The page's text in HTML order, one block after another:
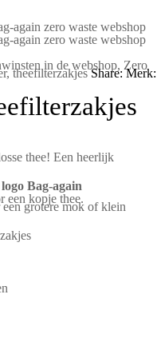
in de webshop, Zero
,theefilterzakjes Share: Merk:
thee! Een heerlijk
een kopje thee.
grotere mok of klein